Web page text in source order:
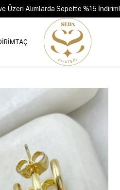
Üzeri Alımlarda Sepette %15 İndirim!
TAÇ